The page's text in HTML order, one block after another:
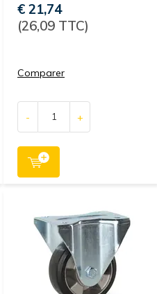
€ 21,74
(26,09 TTC)
Comparer
- +